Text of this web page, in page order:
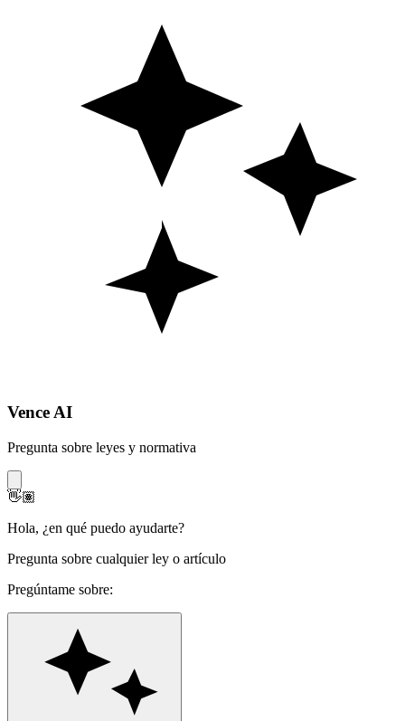
Vence AI
Pregunta sobre leyes y normativa
👋🏽
Hola, ¿en qué puedo ayudarte?
Pregunta sobre cualquier ley o artículo
Pregúntame sobre: